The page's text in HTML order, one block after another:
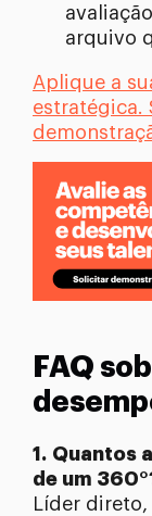
arquivo
Aplique a
estratégica.
FAQ
1. Quantos
de um
Líder direto,